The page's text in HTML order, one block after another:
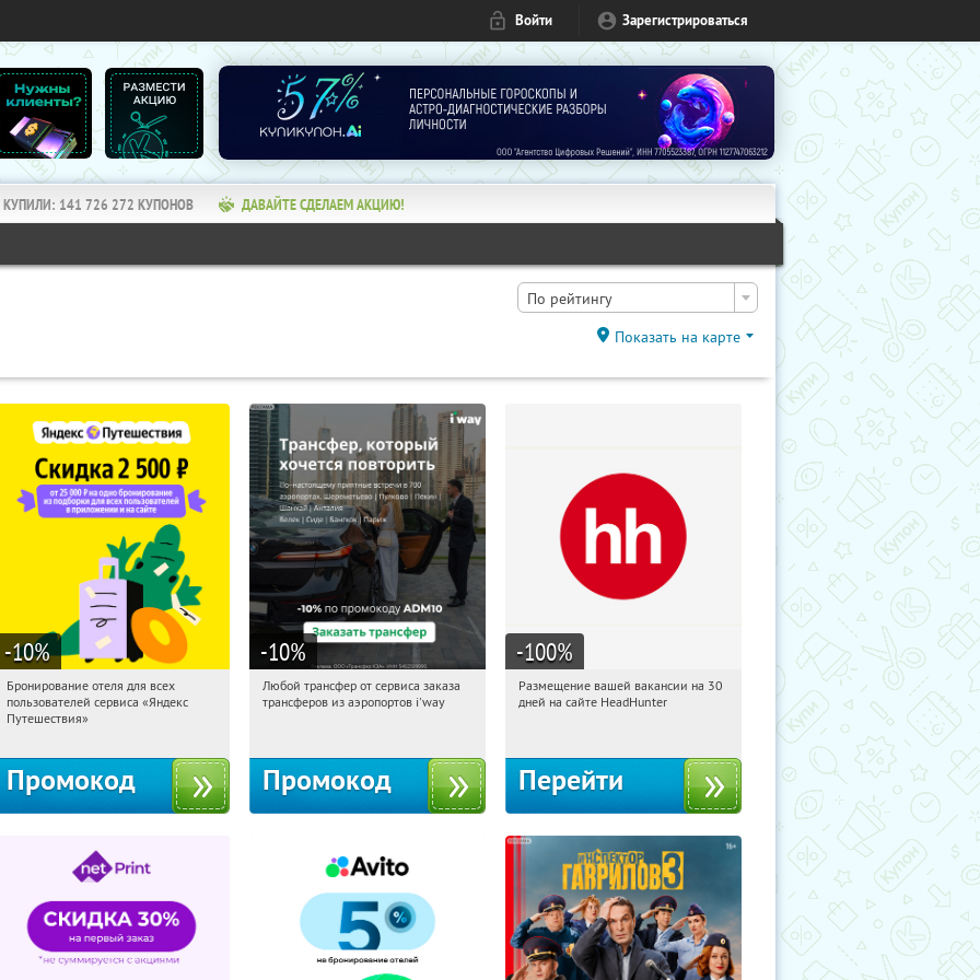
Войти Зарегистрироваться
КУПИЛИ: 141 726 272 КУПОНОВ ДАВАЙТЕ СДЕЛАЕМ АКЦИЮ!
По рейтингу
Показать на карте
-10%
11:45:20
Получи первым!
Россия
Бронирование отеля для всех
пользователей сервиса «Яндекс
Путешествия»
Промокод
-10%
11:45:20
Получи первым!
Любой трансфер от сервиса заказа
трансферов из аэропортов i'way
Промокод
-100%
11:45:20 Получили:
Размещение вашей вакансии на 30
дней на сайте HeadHunter
Перейти